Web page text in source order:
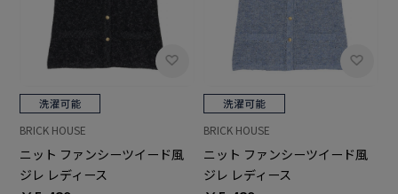
BRICK HOUSE
ニット ファンシーツイード風
ジレ レディース
BRICK HOUSE
ニット ファンシーツイード風
ジレ レディース